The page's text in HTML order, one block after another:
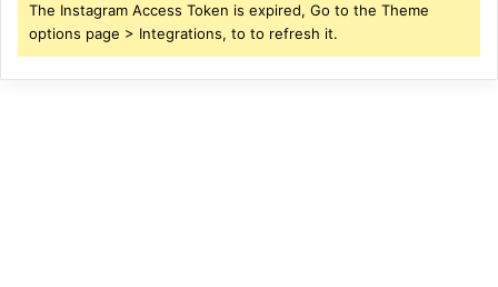
The Instagram Access Token is expired, Go to the Theme
options page > Integrations, to to refresh it.